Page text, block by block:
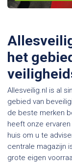
het
Allesveilig.nl is al
gebied van
de beste merken
heeft onze
huis om u te
centrale magazijn
grote eigen